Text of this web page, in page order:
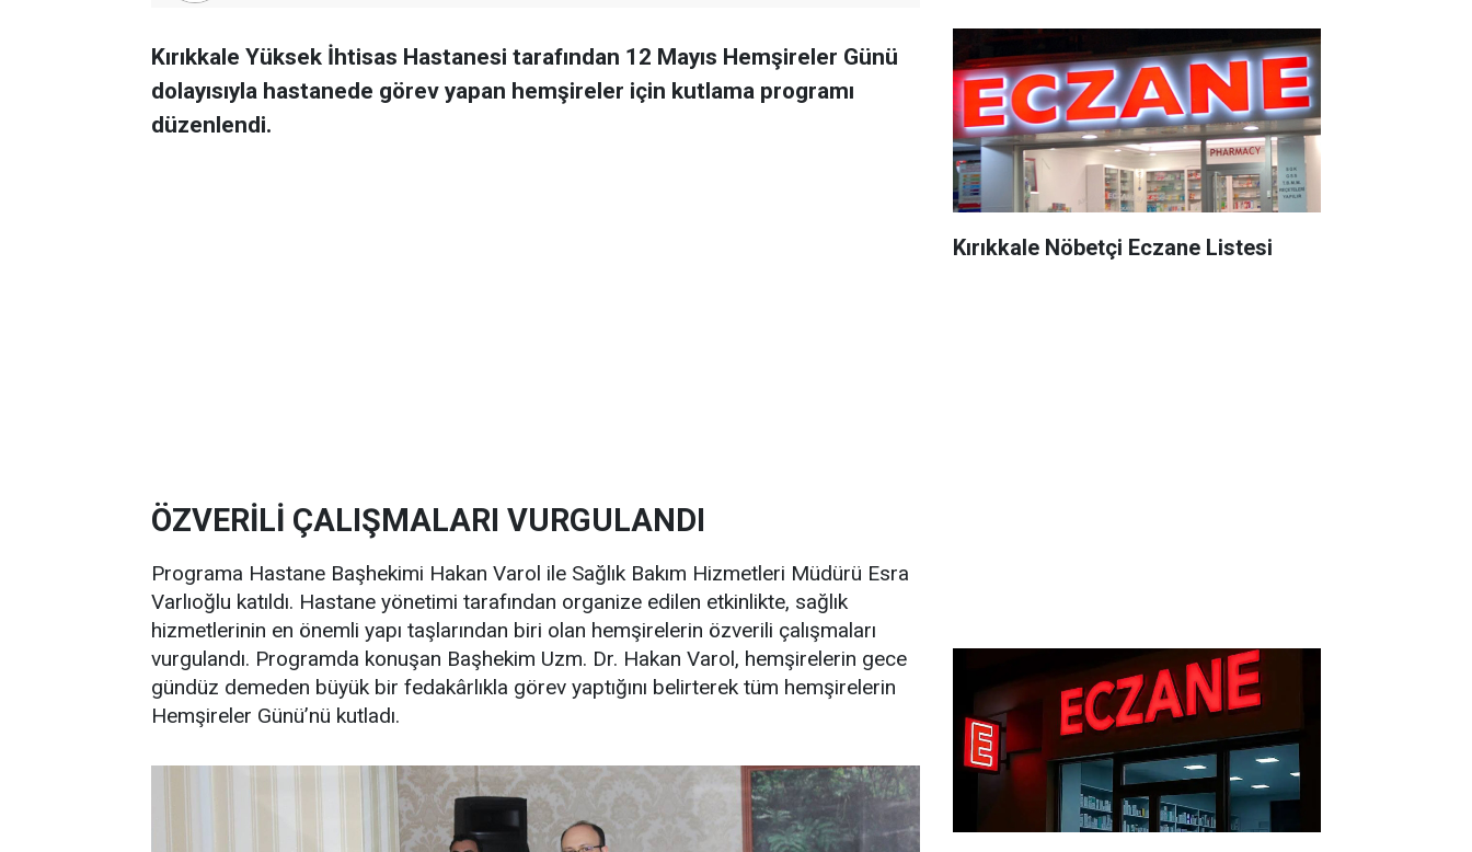
Kırıkkale Yüksek İhtisas Hastanesi tarafından 12 Mayıs Hemşireler Günü
dolayısıyla hastanede görev yapan hemşireler için kutlama programı
düzenlendi.
ÖZVERİLİ ÇALIŞMALARI VURGULANDI
Programa Hastane Başhekimi Hakan Varol ile Sağlık Bakım Hizmetleri Müdürü Esra
Varlıoğlu katıldı. Hastane yönetimi tarafından organize edilen etkinlikte, sağlık
hizmetlerinin en önemli yapı taşlarından biri olan hemşirelerin özverili çalışmaları
vurgulandı. Programda konuşan Başhekim Uzm. Dr. Hakan Varol, hemşirelerin gece
gündüz demeden büyük bir fedakârlıkla görev yaptığını belirterek tüm hemşirelerin
Hemşireler Günü’nü kutladı.
Kırıkkale Nöbetçi Eczane Listesi